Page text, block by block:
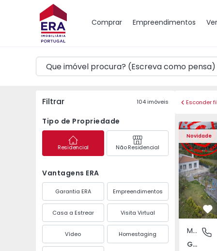
Comprar Empreendimentos
Mapa
Filtrar 104imóveis
Tipo de Propriedade
Residencial Não Residencial
Vantagens ERA
Garantia ERA Empreendimentos
Casa a Estrear Visita Virtual
Vídeo Homestaging
Esconder
Novidade
Moradia Isolada T5
Moradia
Gradil,
Moradia Isolada
Gradil, Mafra, Mafra